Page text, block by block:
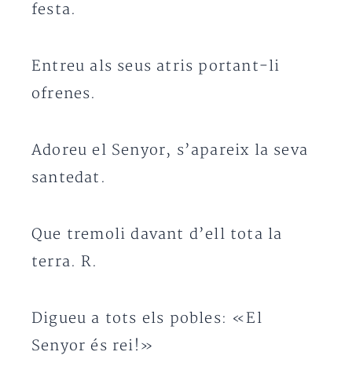
festa.
Entreu als seus atris portant-li
ofrenes.
Adoreu el Senyor, s’apareix la seva
santedat.
Que tremoli davant d’ell tota la
terra. R.
Digueu a tots els pobles: «El
Senyor és rei!»